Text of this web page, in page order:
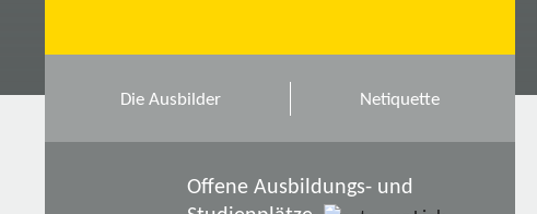
Die Ausbilder Netiquette
Offene Ausbildungs- und